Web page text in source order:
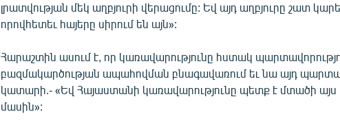
լրատվության մեկ աղբյուրի վերացումը: Եվ այդ աղբյուրը շատ
որովհետեւ հայերը սիրում են այն»:
Հարաշտին ասում է, որ կառավարությունը հստակ
բազմակարծության ապահովման բնագավառում եւ նա այդ
կատարի.- «Եվ Հայաստանի կառավարությունը պետք է մտածի այս
մասին»: